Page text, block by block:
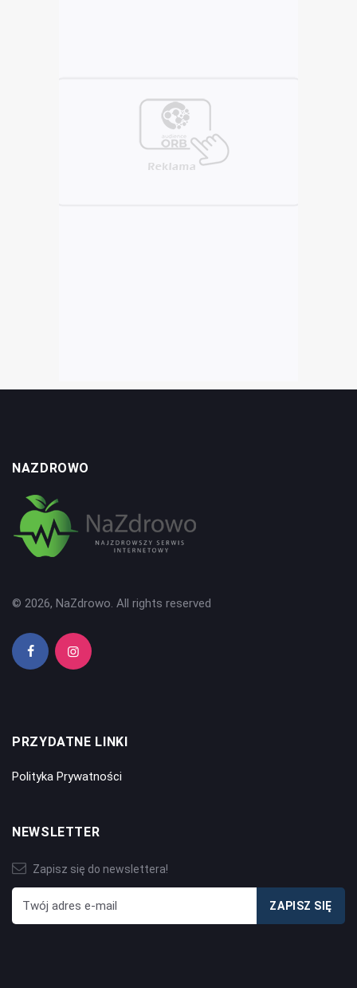
NAZDROWO
© 2026, NaZdrowo. All rights reserved
PRZYDATNE LINKI
Polityka Prywatności
NEWSLETTER
Zapisz się do newslettera!